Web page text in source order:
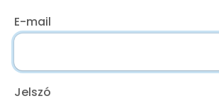
E-mail
Jelszó